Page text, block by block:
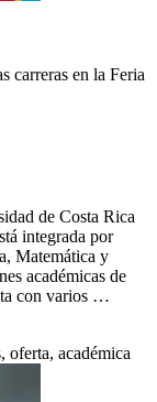
carreras en la Feria
de Costa Rica
integrada por
Matemática y
académicas de
con varios …
oferta, académica